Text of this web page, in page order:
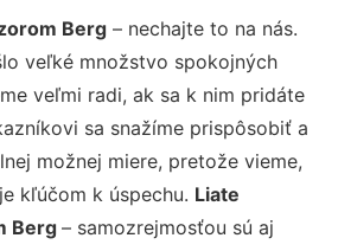
Berg – nechajte to na nás.
veľké množstvo spokojných
veľmi radi, ak sa k nim pridáte
sa snažíme prispôsobiť a
možnej miere, pretože vieme,
kľúčom k úspechu. Liate
Berg – samozrejmosťou sú aj